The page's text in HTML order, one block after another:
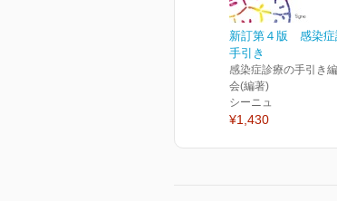
新訂第４版 感染症
手引き
感染症診療の手引き
会(編著)
シーニュ
¥1,430